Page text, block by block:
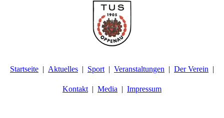
Startseite Aktuelles Sport Veranstaltungen Der Verein
Kontakt Media Impressum